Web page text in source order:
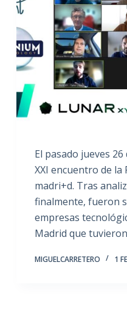
El pasado jueves
XXI encuentro de la
madri+d. Tras
finalmente, fueron
empresas
Madrid que
MIGUELCARRETERO 1